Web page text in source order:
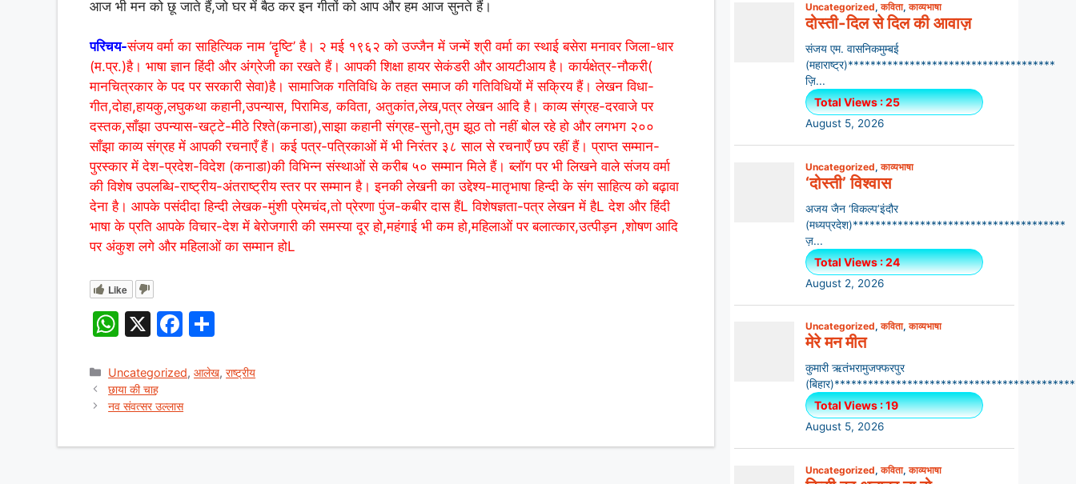
आज भी मन को छू जाते हैं,जो घर में बैठ कर इन गीतों को आप और हम आज सुनते हैं।
परिचय-संजय वर्मा का साहित्यिक नाम ‘दॄष्टि’ है। २ मई १९६२ को उज्जैन में जन्में श्री वर्मा का स्थाई बसेरा मनावर जिला-धार
(म.प्र.)है। भाषा ज्ञान हिंदी और अंग्रेजी का रखते हैं। आपकी शिक्षा हायर सेकंडरी और आयटीआय है। कार्यक्षेत्र-नौकरी(
मानचित्रकार के पद पर सरकारी सेवा)है। सामाजिक गतिविधि के तहत समाज की गतिविधियों में सक्रिय हैं। लेखन विधा-
गीत,दोहा,हायकु,लघुकथा कहानी,उपन्यास, पिरामिड, कविता, अतुकांत,लेख,पत्र लेखन आदि है। काव्य संग्रह-दरवाजे पर
दस्तक,साँझा उपन्यास-खट्टे-मीठे रिश्ते(कनाडा),साझा कहानी संग्रह-सुनो,तुम झूठ तो नहीं बोल रहे हो और लगभग २००
साँझा काव्य संग्रह में आपकी रचनाएँ हैं। कई पत्र-पत्रिकाओं में भी निरंतर ३८ साल से रचनाएँ छप रहीं हैं। प्राप्त सम्मान-
पुरस्कार में देश-प्रदेश-विदेश (कनाडा)की विभिन्न संस्थाओं से करीब ५० सम्मान मिले हैं। ब्लॉग पर भी लिखने वाले संजय वर्मा
की विशेष उपलब्धि-राष्ट्रीय-अंतराष्ट्रीय स्तर पर सम्मान है। इनकी लेखनी का उद्देश्य-मातृभाषा हिन्दी के संग साहित्य को बढ़ावा
देना है। आपके पसंदीदा हिन्दी लेखक-मुंशी प्रेमचंद,तो प्रेरणा पुंज-कबीर दास हैंL विशेषज्ञता-पत्र लेखन में हैL देश और हिंदी
भाषा के प्रति आपके विचार-देश में बेरोजगारी की समस्या दूर हो,महंगाई भी कम हो,महिलाओं पर बलात्कार,उत्पीड़न ,शोषण आदि
पर अंकुश लगे और महिलाओं का सम्मान होL
Like
W
at
s
p
X
F
c
e
o
ar
Categories
Uncategorized,आलेख,राष्ट्रीय
छाया की चाह
नव संवत्सर उल्लास